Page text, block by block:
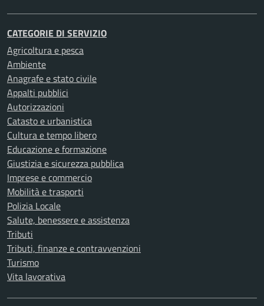
CATEGORIE DI SERVIZIO
Agricoltura e pesca
Ambiente
Anagrafe e stato civile
Appalti pubblici
Autorizzazioni
Catasto e urbanistica
Cultura e tempo libero
Educazione e formazione
Giustizia e sicurezza pubblica
Imprese e commercio
Mobilità e trasporti
Polizia Locale
Salute, benessere e assistenza
Tributi
Tributi, finanze e contravvenzioni
Turismo
Vita lavorativa